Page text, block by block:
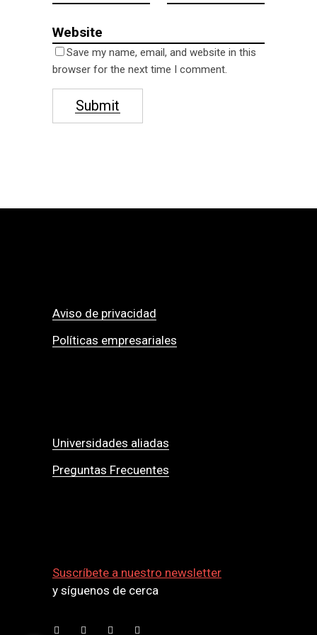
Save my name, email, and website in this
browser for the next time I comment.
Submit
Aviso de privacidad
Políticas empresariales
Universidades aliadas
Preguntas Frecuentes
Suscríbete a nuestro newsletter
y síguenos de cerca